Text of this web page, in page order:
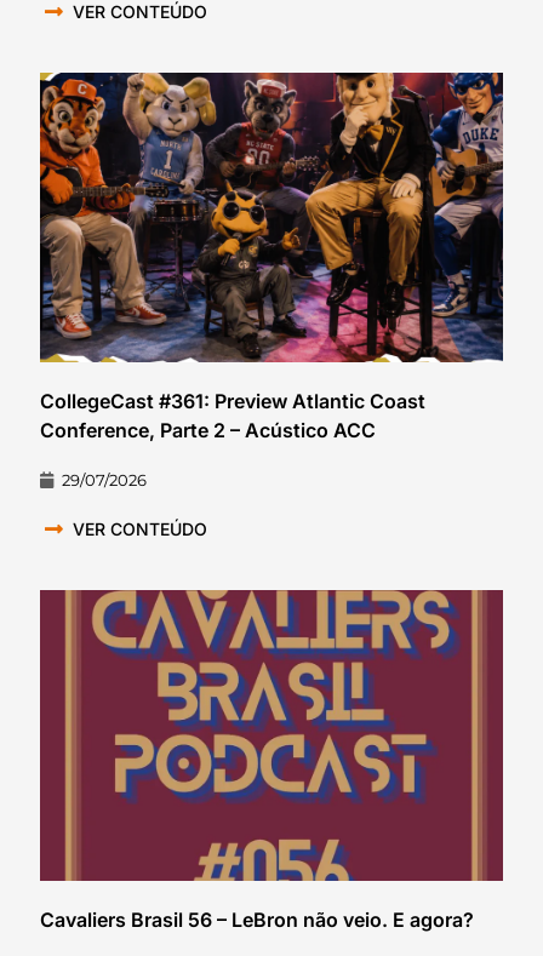
VER CONTEÚDO
CollegeCast #361: Preview Atlantic Coast
Conference, Parte 2 – Acústico ACC
29/07/2026
VER CONTEÚDO
Cavaliers Brasil 56 – LeBron não veio. E agora?